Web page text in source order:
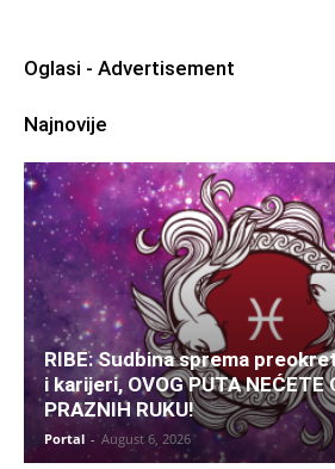
Oglasi - Advertisement
Najnovije
RIBE: Sudbina sprema
i karijeri, OVOG PUTA NEĆETE
PRAZNIH RUKU!
Portal - August 6, 2026